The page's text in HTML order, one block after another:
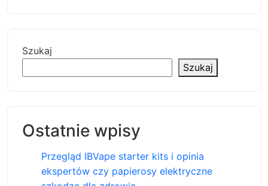
Szukaj
Szukaj
Ostatnie wpisy
Przegląd IBVape starter kits i opinia
ekspertów czy papierosy elektryczne